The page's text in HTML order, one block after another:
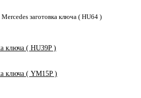
Mercedes заготовка ключа ( HU64 )